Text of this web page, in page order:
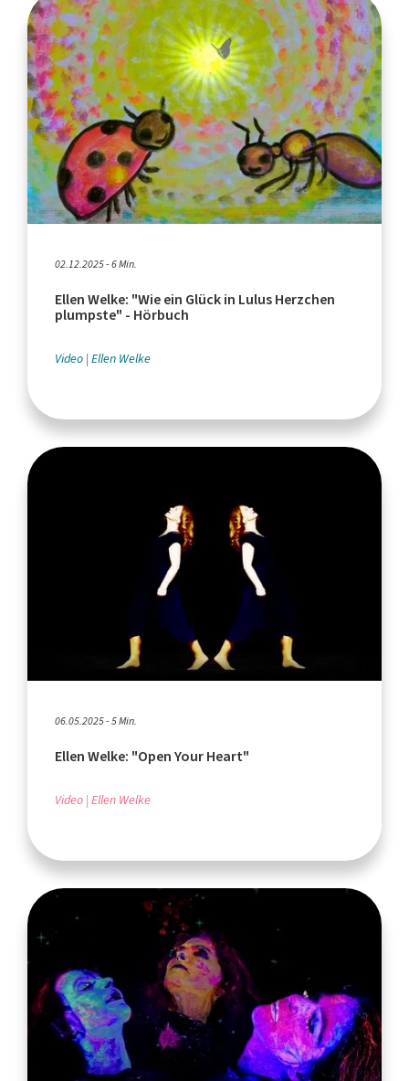
02.12.2025 - 6 Min.
Ellen Welke: "Wie ein Glück in Lulus Herzchen
plumpste" - Hörbuch
Video Ellen Welke
06.05.2025 - 5 Min.
Ellen Welke: "Open Your Heart"
Video Ellen Welke